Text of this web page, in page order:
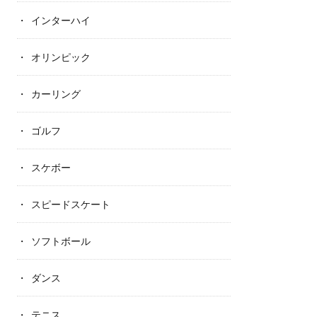
インターハイ
オリンピック
カーリング
ゴルフ
スケボー
スピードスケート
ソフトボール
ダンス